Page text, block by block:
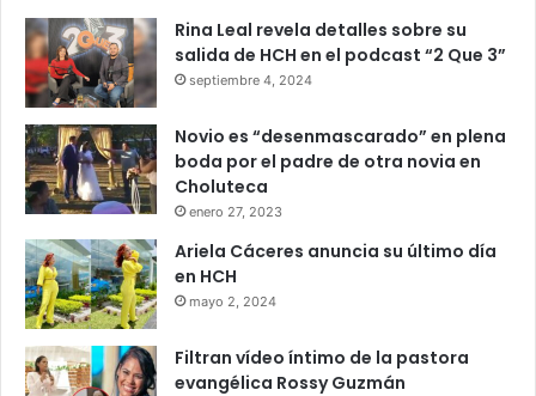
Rina Leal revela detalles sobre su
salida de HCH en el podcast “2 Que 3”
septiembre 4, 2024
Novio es “desenmascarado” en plena
boda por el padre de otra novia en
Choluteca
enero 27, 2023
Ariela Cáceres anuncia su último día
en HCH
mayo 2, 2024
Filtran vídeo íntimo de la pastora
evangélica Rossy Guzmán